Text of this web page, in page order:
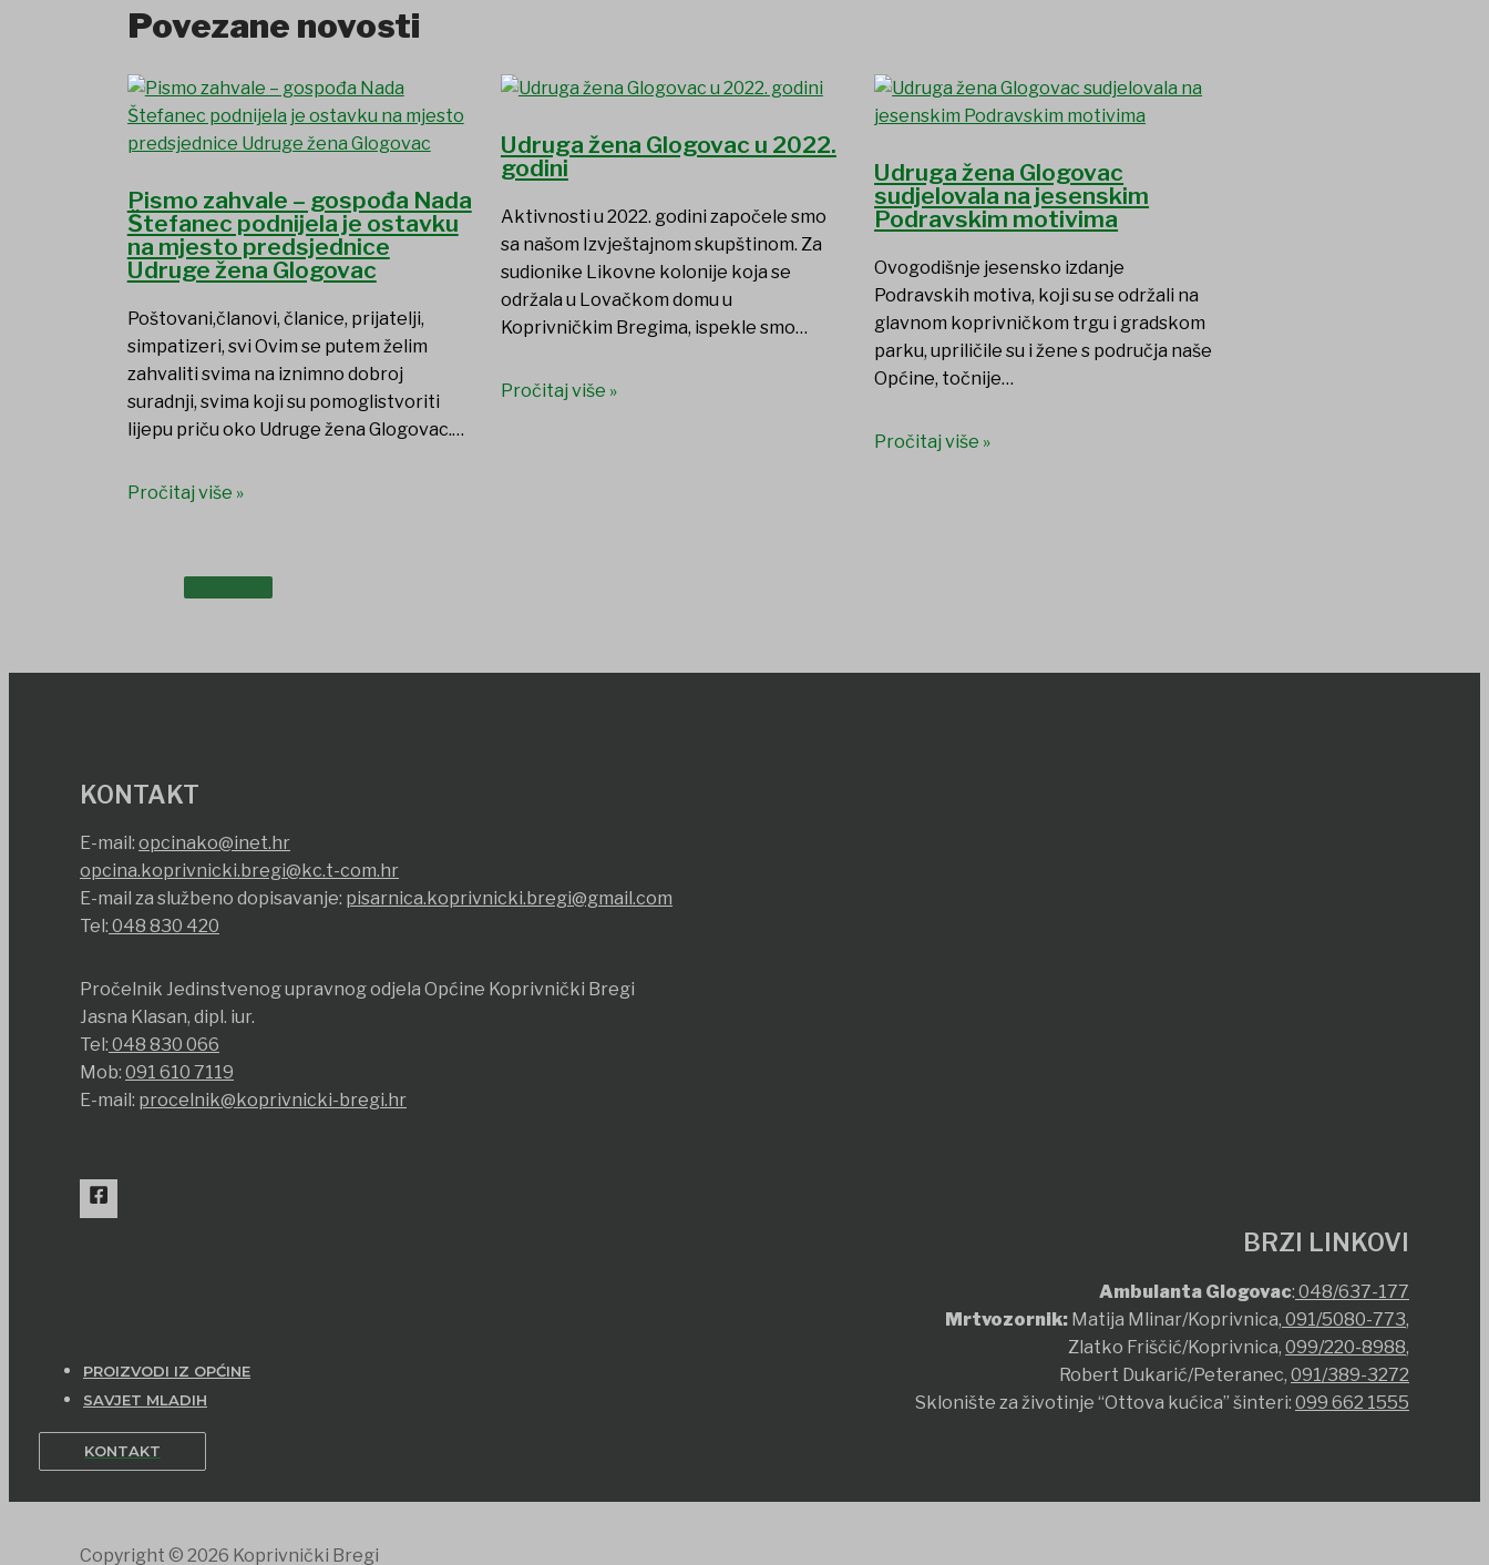
PROIZVODI IZ OPĆINE
SAVJET MLADIH
KONTAKT
Povezane novosti
Pismo zahvale – gospođa Nada
Štefanec podnijela je ostavku
na mjesto predsjednice
Udruge žena Glogovac
Poštovani,članovi, članice, prijatelji,
simpatizeri, svi Ovim se putem želim
zahvaliti svima na iznimno dobroj
suradnji, svima koji su pomoglistvoriti
lijepu priču oko Udruge žena Glogovac.…
Pročitaj više »
Udruga žena Glogovac u 2022.
godini
Aktivnosti u 2022. godini započele smo
sa našom Izvještajnom skupštinom. Za
sudionike Likovne kolonije koja se
održala u Lovačkom domu u
Koprivničkim Bregima, ispekle smo…
Pročitaj više »
Udruga žena Glogovac
sudjelovala na jesenskim
Podravskim motivima
Ovogodišnje jesensko izdanje
Podravskih motiva, koji su se održali na
glavnom koprivničkom trgu i gradskom
parku, upriličile su i žene s područja naše
Općine, točnije…
Pročitaj više »
KONTAKT
E-mail: opcinako@inet.hr
opcina.koprivnicki.bregi@kc.t-com.hr
E-mail za službeno dopisavanje: pisarnica.koprivnicki.bregi@gmail.com
Tel: 048 830 420
Pročelnik Jedinstvenog upravnog odjela Općine Koprivnički Bregi
Jasna Klasan, dipl. iur.
Tel: 048 830 066
Mob: 091 610 7119
E-mail: procelnik@koprivnicki-bregi.hr
BRZI LINKOVI
Ambulanta Glogovac: 048/637-177
Mrtvozornik: Matija Mlinar/Koprivnica, 091/5080-773,
Zlatko Friščić/Koprivnica, 099/220-8988,
Robert Dukarić/Peteranec, 091/389-3272
Sklonište za životinje “Ottova kućica” šinteri: 099 662 1555
Copyright © 2026 Koprivnički Bregi